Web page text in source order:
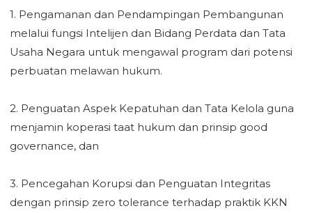
‎1. Pengamanan dan Pendampingan Pembangunan
melalui fungsi Intelijen dan Bidang Perdata dan Tata
Usaha Negara untuk mengawal program dari potensi
perbuatan melawan hukum.
‎2. Penguatan Aspek Kepatuhan dan Tata Kelola guna
menjamin koperasi taat hukum dan prinsip good
governance, dan
‎3. Pencegahan Korupsi dan Penguatan Integritas
dengan prinsip zero tolerance terhadap praktik KKN